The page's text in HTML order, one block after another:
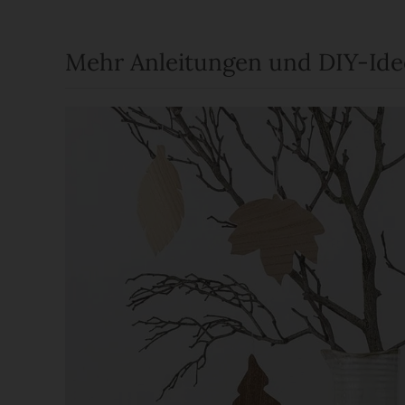
Mehr Anleitungen und DIY-